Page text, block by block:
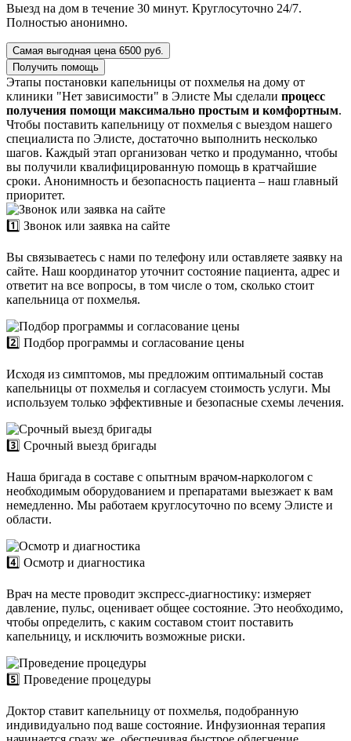
Выезд на дом в течение 30 минут. Круглосуточно 24/7.
Полностью анонимно.
Самая выгодная цена 6500 руб.
Получить помощь
Этапы постановки капельницы от похмелья на дому от
клиники "Нет зависимости" в Элисте Мы сделали процесс
получения помощи максимально простым и комфортным.
Чтобы поставить капельницу от похмелья с выездом нашего
специалиста по Элисте, достаточно выполнить несколько
шагов. Каждый этап организован четко и продуманно, чтобы
вы получили квалифицированную помощь в кратчайшие
сроки. Анонимность и безопасность пациента – наш главный
приоритет.
1️⃣ Звонок или заявка на сайте
Вы связываетесь с нами по телефону или оставляете заявку на
сайте. Наш координатор уточнит состояние пациента, адрес и
ответит на все вопросы, в том числе о том, сколько стоит
капельница от похмелья.
2️⃣ Подбор программы и согласование цены
Исходя из симптомов, мы предложим оптимальный состав
капельницы от похмелья и согласуем стоимость услуги. Мы
используем только эффективные и безопасные схемы лечения.
3️⃣ Срочный выезд бригады
Наша бригада в составе с опытным врачом-наркологом с
необходимым оборудованием и препаратами выезжает к вам
немедленно. Мы работаем круглосуточно по всему Элисте и
области.
4️⃣ Осмотр и диагностика
Врач на месте проводит экспресс-диагностику: измеряет
давление, пульс, оценивает общее состояние. Это необходимо,
чтобы определить, с каким составом стоит поставить
капельницу, и исключить возможные риски.
5️⃣ Проведение процедуры
Доктор ставит капельницу от похмелья, подобранную
индивидуально под ваше состояние. Инфузионная терапия